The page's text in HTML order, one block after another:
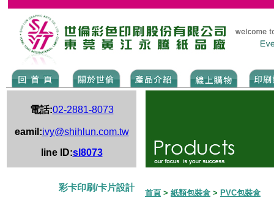
電話:02-2881-8073
eamil:ivy@shihlun.com.tw
line ID:sl8073
彩卡印刷/卡片設計
首頁 > 紙類包裝盒 > PVC包裝盒